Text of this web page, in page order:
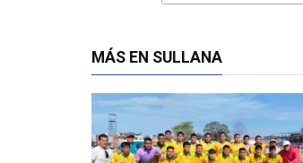
MÁS EN SULLANA